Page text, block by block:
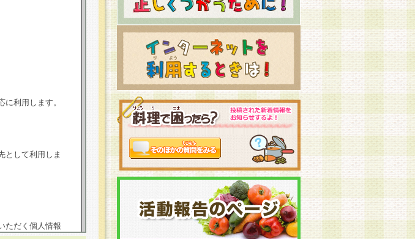
利用します。
として利用しま
ただく個人情報